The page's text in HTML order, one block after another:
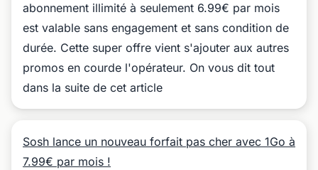
abonnement illimité à seulement 6.99€ par mois
est valable sans engagement et sans condition de
durée. Cette super offre vient s'ajouter aux autres
promos en courde l'opérateur. On vous dit tout
dans la suite de cet article
Sosh lance un nouveau forfait pas cher avec 1Go à
7.99€ par mois !